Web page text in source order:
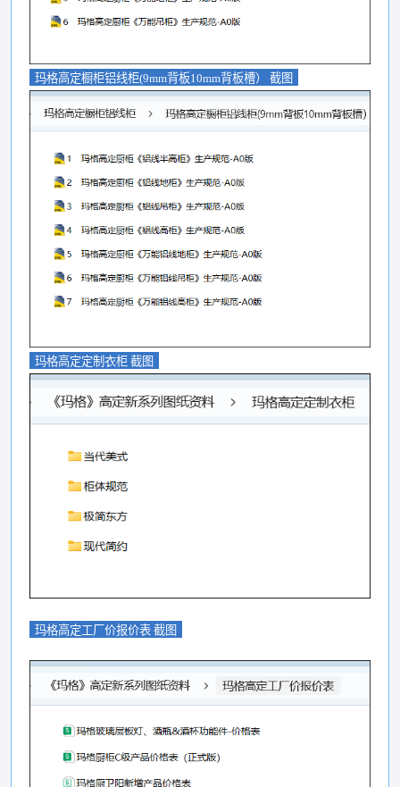
玛格高定橱柜铝线柜(9mm背板10mm背板槽） 截图
玛格高定定制衣柜 截图
玛格高定工厂价报价表 截图